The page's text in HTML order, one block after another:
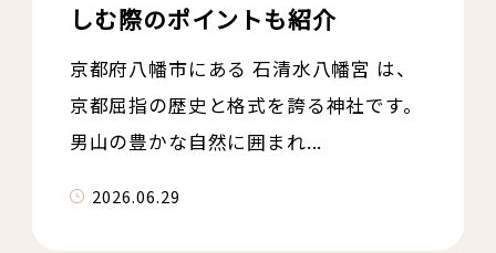
しむ際のポイントも紹介
京都府八幡市にある 石清水八幡宮 は、
京都屈指の歴史と格式を誇る神社です。
男山の豊かな自然に囲まれ...
2026.06.29